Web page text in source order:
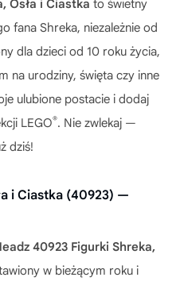
Osła i Ciastka to świetny
fana Shreka, niezależnie od
dla dzieci od 10 roku życia,
na urodziny, święta czy inne
ulubione postacie i dodaj
LEGO®. Nie zwlekaj —
dziś!
i Ciastka (40923) —
40923 Figurki Shreka,
w bieżącym roku i